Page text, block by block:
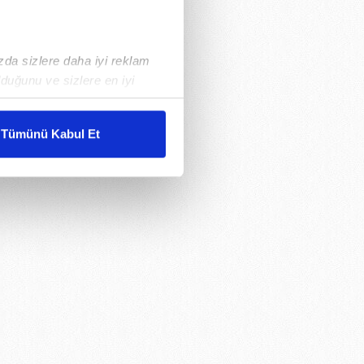
sizlere daha iyi reklam
ve sizlere en iyi
karşılamak
gösterilmeyecektir."
kullanılmaktadır. Bu
sunulması
ve sizlere yönelik
detaylı bilgi için Ayarlar
ve sitemizde ilgili
Tümünü Kabul Et